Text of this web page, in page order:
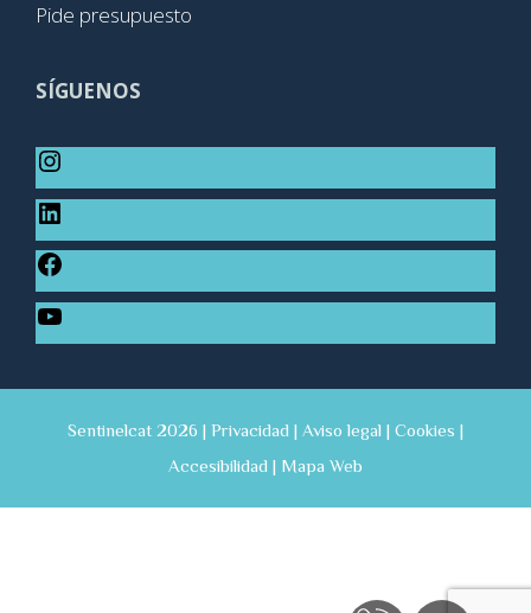
Pide presupuesto
SÍGUENOS
Sentinelcat 2026 | Privacidad | Aviso legal | Cookies |
Accesibilidad | Mapa Web